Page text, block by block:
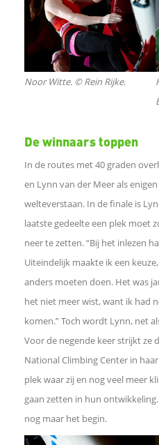
a
s
p
p
L
i
o
m
t
Noor Witte. © Rein Rijke.
De winnaars toppen
In de routes met 40 graden
en Lynn van der Meer als
welteverstaan. In de finale is
laatste gedeelte een plek moet
neer te zetten. “Bij het inlezen
Uiteindelijk maakte ik een
anders moeten doen. Het was
het niet meer wist, want ik had
komen.” Toch wordt Lynn, net
Voor de negende keer strijkt ze
National Climbing Center in
plek waar zij en nog veel meer
gaan zetten in hun
nog maar het begin.